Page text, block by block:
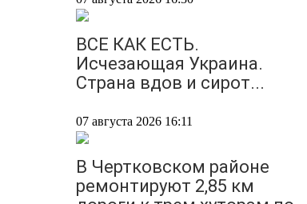
ВСЕ КАК ЕСТЬ.
Исчезающая Украина.
Страна вдов и сирот...
07 августа 2026 16:11
В Чертковском районе
ремонтируют 2,85 км